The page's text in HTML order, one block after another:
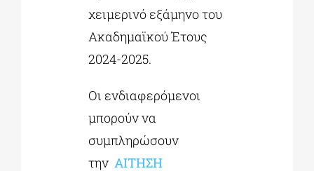
χειμερινό εξάμηνο του
Ακαδημαϊκού Έτους
2024-2025.
Οι ενδιαφερόμενοι
μπορούν να
συμπληρώσουν
την ΑΙΤΗΣΗ